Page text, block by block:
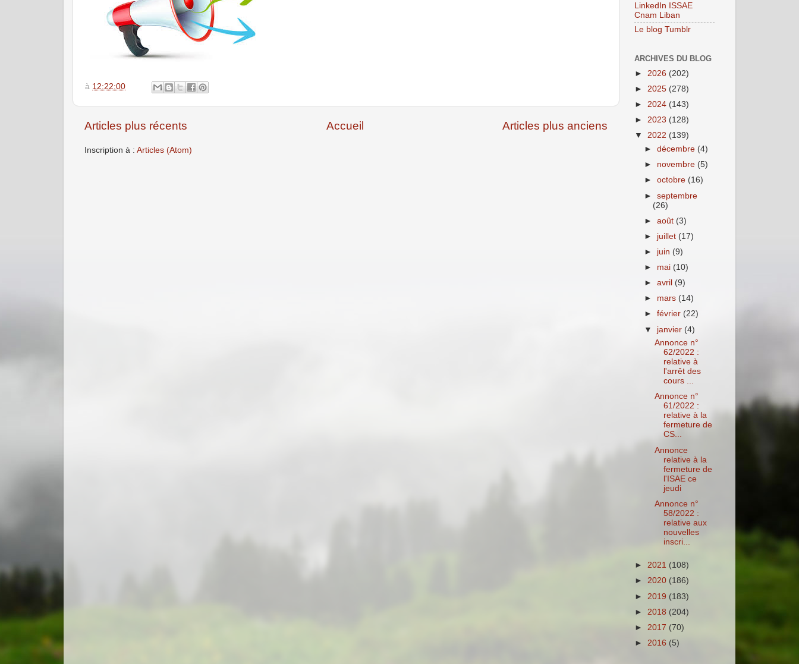
à 12:22:00
Articles plus récents Articles plus anciens
Accueil
Inscription à : Articles (Atom)
LinkedIn ISSAE
Cnam Liban
Le blog Tumblr
ARCHIVES DU BLOG
► 2026 (202)
► 2025 (278)
► 2024 (143)
► 2023 (128)
▼ 2022 (139)
►décembre (4)
► novembre (5)
►octobre (16)
►septembre
(26)
►août (3)
► juillet (17)
► juin (9)
► mai (10)
►avril (9)
► mars (14)
►février (22)
▼ janvier (4)
Annonce n°
62/2022 :
relative à
l'arrêt des
cours ...
Annonce n°
61/2022 :
relative à la
fermeture de
CS...
Annonce
relative à la
fermeture de
l'ISAE ce
jeudi
Annonce n°
58/2022 :
relative aux
nouvelles
inscri...
► 2021 (108)
► 2020 (186)
► 2019 (183)
► 2018 (204)
► 2017 (70)
► 2016 (5)